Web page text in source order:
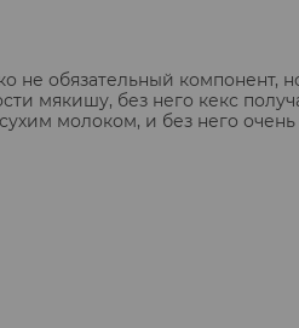
не обязательный компонент,
мякишу, без него кекс
молоком, и без него очень